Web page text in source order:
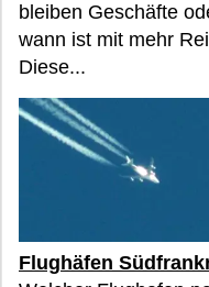
bleiben Geschäfte
wann ist mit mehr
Diese...
Flughäfen